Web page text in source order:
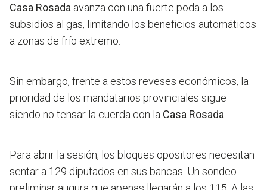
Casa Rosada avanza con una fuerte poda a los
subsidios al gas, limitando los beneficios automáticos
a zonas de frío extremo.
Sin embargo, frente a estos reveses económicos, la
prioridad de los mandatarios provinciales sigue
siendo no tensar la cuerda con la Casa Rosada
Para abrir la sesión, los bloques opositores necesitan
sentar a 129 diputados en sus bancas. Un sondeo